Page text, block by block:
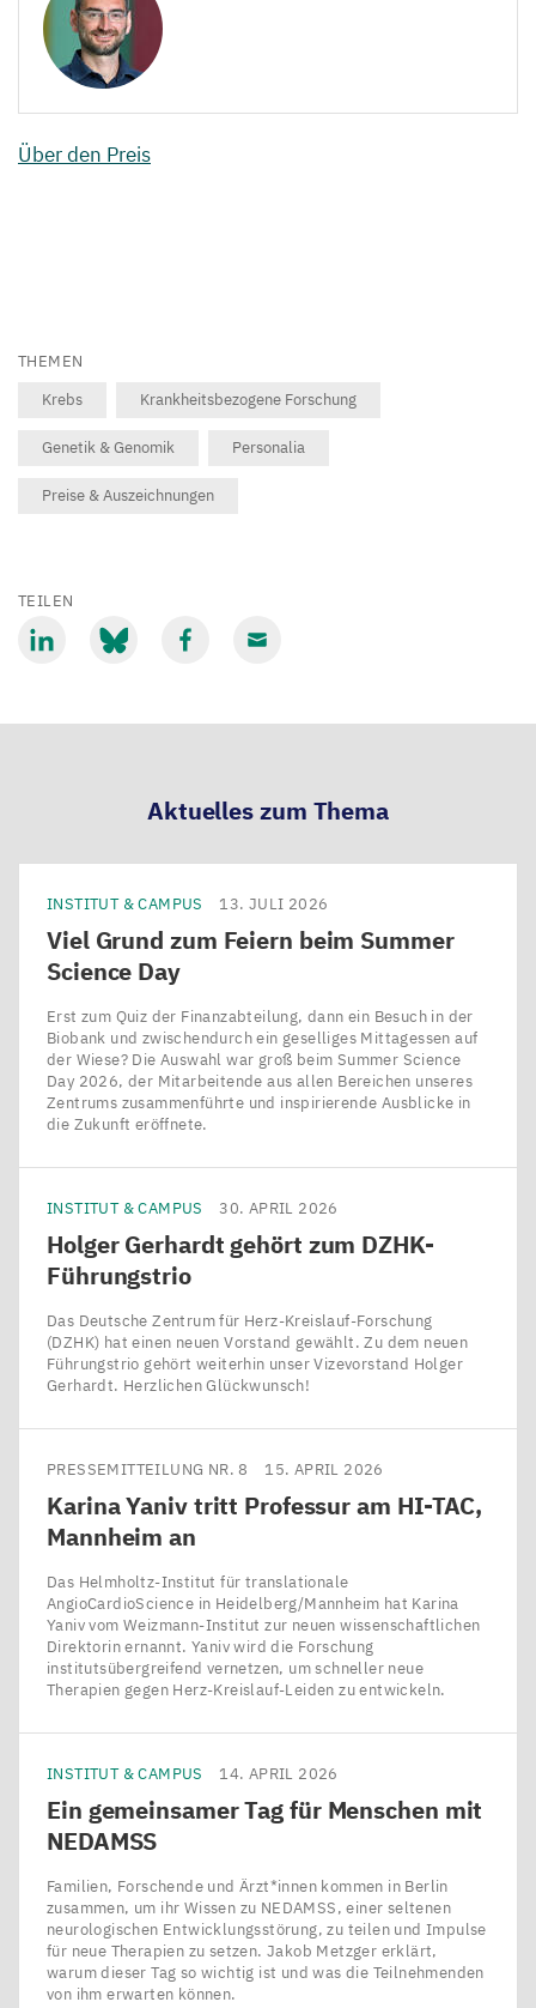
Über den Preis
THEMEN
Krebs
Krankheitsbezogene Forschung
Genetik & Genomik Personalia
Preise & Auszeichnungen
TEILEN
Aktuelles zum Thema
INSTITUT & CAMPUS 13. JULI 2026
Viel Grund zum Feiern beim Summer
Science Day
Erst zum Quiz der Finanzabteilung, dann ein Besuch in der
Biobank und zwischendurch ein geselliges Mittagessen auf
der Wiese? Die Auswahl war groß beim Summer Science
Day 2026, der Mitarbeitende aus allen Bereichen unseres
Zentrums zusammenführte und inspirierende Ausblicke in
die Zukunft eröffnete.
INSTITUT & CAMPUS 30. APRIL 2026
Holger Gerhardt gehört zum DZHK-
Führungstrio
Das Deutsche Zentrum für Herz-Kreislauf-Forschung
(DZHK) hat einen neuen Vorstand gewählt. Zu dem neuen
Führungstrio gehört weiterhin unser Vizevorstand Holger
Gerhardt. Herzlichen Glückwunsch!
PRESSEMITTEILUNG NR. 8 15. APRIL 2026
Karina Yaniv tritt Professur am HI-TAC,
Mannheim an
Das Helmholtz-Institut für translationale
AngioCardioScience in Heidelberg/​Mannheim hat Karina
Yaniv vom Weizmann-Institut zur neuen wissenschaftlichen
Direktorin ernannt. Yaniv wird die Forschung
institutsübergreifend vernetzen, um schneller neue
Therapien gegen Herz-Kreislauf-Leiden zu entwickeln.
INSTITUT & CAMPUS 14. APRIL 2026
Ein gemeinsamer Tag für Menschen mit
NEDAMSS
Familien, Forschende und Ärzt*innen kommen in Berlin
zusammen, um ihr Wissen zu NEDAMSS, einer seltenen
neurologischen Entwicklungsstörung, zu teilen und Impulse
für neue Therapien zu setzen. Jakob Metzger erklärt,
warum dieser Tag so wichtig ist und was die Teilnehmenden
von ihm erwarten können.